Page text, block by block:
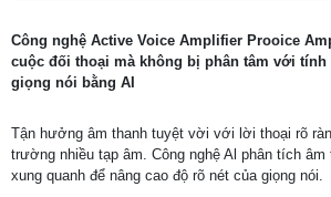
Công nghệ Active Voice Amplifier Prooice
cuộc đối thoại mà không bị phân tâm với tính
giọng nói bằng AI
Tận hưởng âm thanh tuyệt vời với lời thoại rõ
trường nhiều tạp âm. Công nghệ Al phân tích âm
xung quanh để nâng cao độ rõ nét của giọng nói.